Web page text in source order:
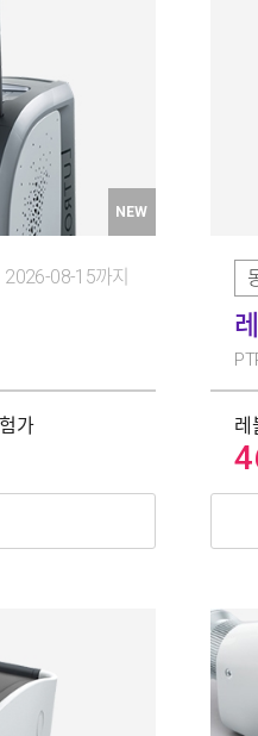
NEW
2026-08-15까지
가 레